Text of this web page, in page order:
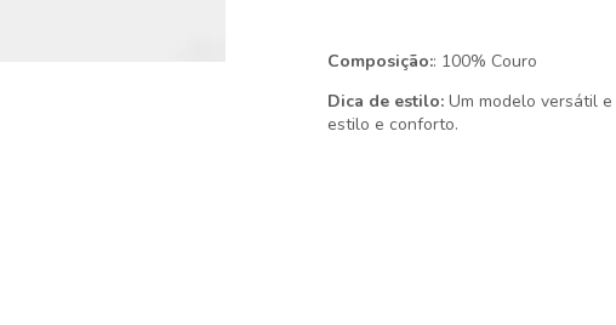
Composição:: 100% Couro
Dica de estilo: Um modelo versátil
estilo e conforto.